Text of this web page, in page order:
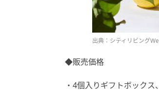
出典：シティリビング
◆販売価格
・4個入りギフトボック